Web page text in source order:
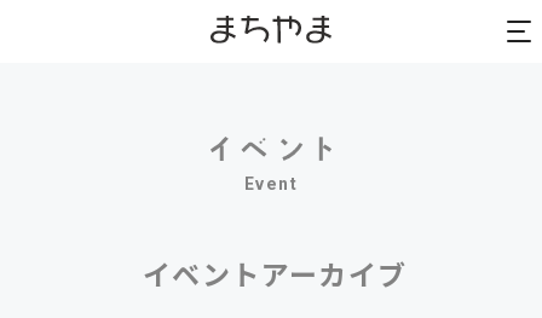
Event
イベントアーカイブ